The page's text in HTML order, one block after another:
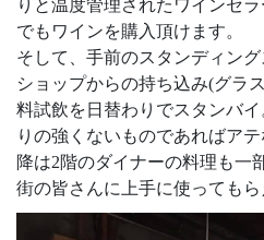
りと温度管理されたワインセ
でもワインを購入頂けます。
そして、手前のスタンディング
ショップからの持ち込み(グラ
料試飲を日替わりでスタンバ
りの強くないものであればア
降は2階のダイナーの料理も一
街の皆さんに上手に使ってもら